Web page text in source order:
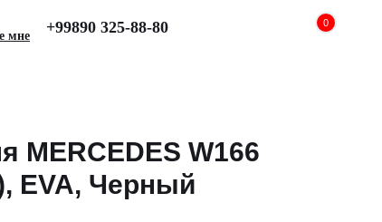
0
+99890 325-88-80
мне
MERCEDES W166
EVA, Черный